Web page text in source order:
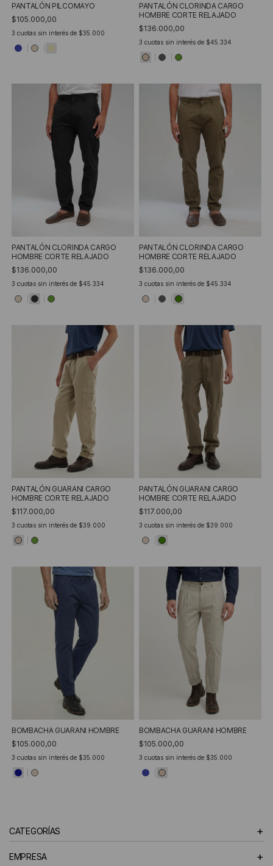
PANTALÓN PILCOMAYO
$105.000,00
3 cuotas sin interés de $35.000
PANTALÓN CLORINDA CARGO
HOMBRE CORTE RELAJADO
$136.000,00
3 cuotas sin interés de $45.334
PANTALÓN CLORINDA CARGO
HOMBRE CORTE RELAJADO
$136.000,00
3 cuotas sin interés de $45.334
PANTALÓN CLORINDA CARGO
HOMBRE CORTE RELAJADO
$136.000,00
3 cuotas sin interés de $45.334
PANTALÓN GUARANI CARGO
HOMBRE CORTE RELAJADO
$117.000,00
3 cuotas sin interés de $39.000
PANTALÓN GUARANI CARGO
HOMBRE CORTE RELAJADO
$117.000,00
3 cuotas sin interés de $39.000
BOMBACHA GUARANI HOMBRE
$105.000,00
3 cuotas sin interés de $35.000
BOMBACHA GUARANI HOMBRE
$105.000,00
3 cuotas sin interés de $35.000
CATEGORÍAS +
EMPRESA +